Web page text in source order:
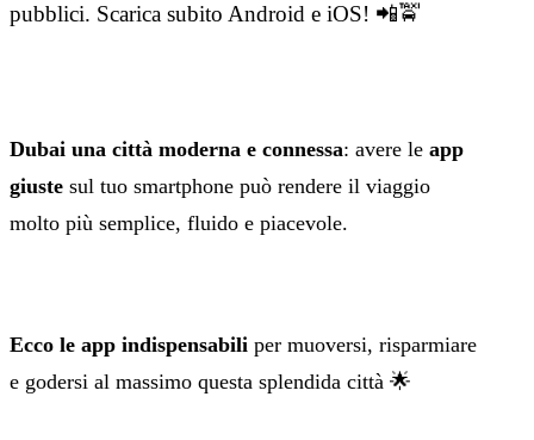
pubblici. Scarica subito Android e iOS! 📲🚖
Dubai una città moderna e connessa: avere le app
giuste sul tuo smartphone può rendere il viaggio
molto più semplice, fluido e piacevole.
Ecco le app indispensabili per muoversi, risparmiare
e godersi al massimo questa splendida città 🌟